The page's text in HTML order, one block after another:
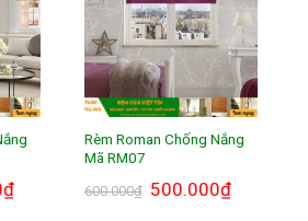
₫Giá
hiện
Rèm Roman Chống Nắng
Mã RM07
600.000₫ Giá
gốc
500.000₫Giá
hiện